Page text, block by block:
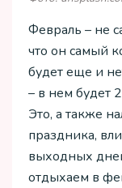
Февраль – не
что он самый
будет еще и
– в нем будет
Это, а также
праздника,
выходных
отдыхаем в